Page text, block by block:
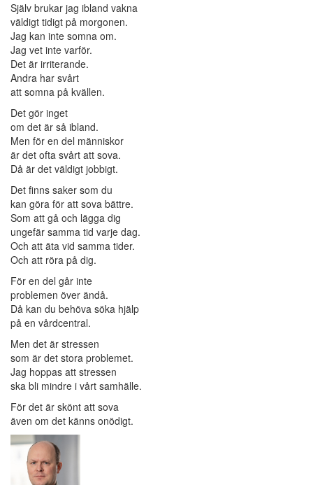
Själv brukar jag ibland vakna
väldigt tidigt på morgonen.
Jag kan inte somna om.
Jag vet inte varför.
Det är irriterande.
Andra har svårt
att somna på kvällen.
Det gör inget
om det är så ibland.
Men för en del människor
är det ofta svårt att sova.
Då är det väldigt jobbigt.
Det finns saker som du
kan göra för att sova bättre.
Som att gå och lägga dig
ungefär samma tid varje dag.
Och att äta vid samma tider.
Och att röra på dig.
För en del går inte
problemen över ändå.
Då kan du behöva söka hjälp
på en vårdcentral.
Men det är stressen
som är det stora problemet.
Jag hoppas att stressen
ska bli mindre i vårt samhälle.
För det är skönt att sova
även om det känns onödigt.